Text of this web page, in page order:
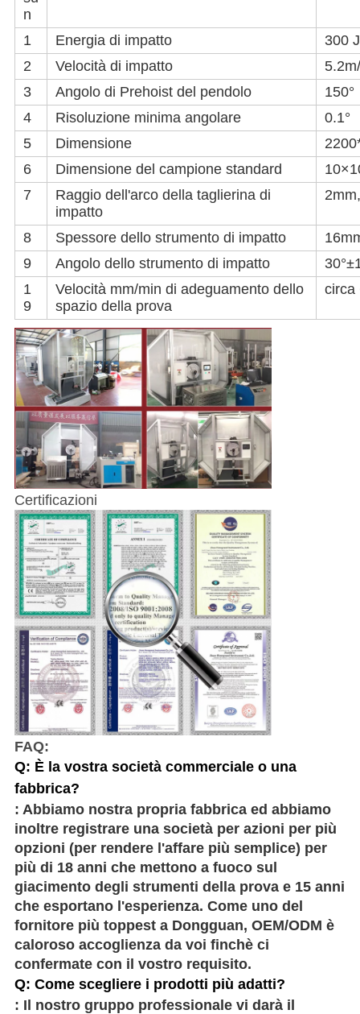
n
1
Energia di impatto
300 J
2
Velocità di impatto
3
Angolo di Prehoist del pendolo
150°
4
Risoluzione minima angolare
0.1°
5
Dimensione
6
Dimensione del campione standard
7
Raggio dell'arco della taglierina di
impatto
8 Spessore dello strumento di impatto
9
Angolo dello strumento di impatto
1
9
Velocità mm/min di adeguamento dello
spazio della prova
circa
Certificazioni
FAQ:
Q: È la vostra società commerciale o una
fabbrica?
: Abbiamo nostra propria fabbrica ed abbiamo
inoltre registrare una società per azioni per più
opzioni (per rendere l'affare più semplice) per
più di 18 anni che mettono a fuoco sul
giacimento degli strumenti della prova e 15 anni
che esportano l'esperienza. Come uno del
fornitore più toppest a Dongguan, OEM/ODM è
caloroso accoglienza da voi finchè ci
confermate con il vostro requisito.
Q: Come scegliere i prodotti più adatti?
: Il nostro gruppo professionale vi darà il